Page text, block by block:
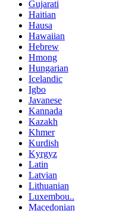
Gujarati
Haitian
Hausa
Hawaiian
Hebrew
Hmong
Hungarian
Icelandic
Igbo
Javanese
Kannada
Kazakh
Khmer
Kurdish
Kyrgyz
Latin
Latvian
Lithuanian
Luxembou..
Macedonian